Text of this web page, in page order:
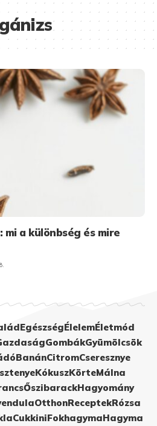
mi a különbség és mire
EgészségÉlelemÉletmód
GombákGyümölcsök
BanánCitromCseresznye
KókuszKörteMálna
ŐszibarackHagyomány
OtthonReceptekRózsa
CukkiniFokhagymaHagyma